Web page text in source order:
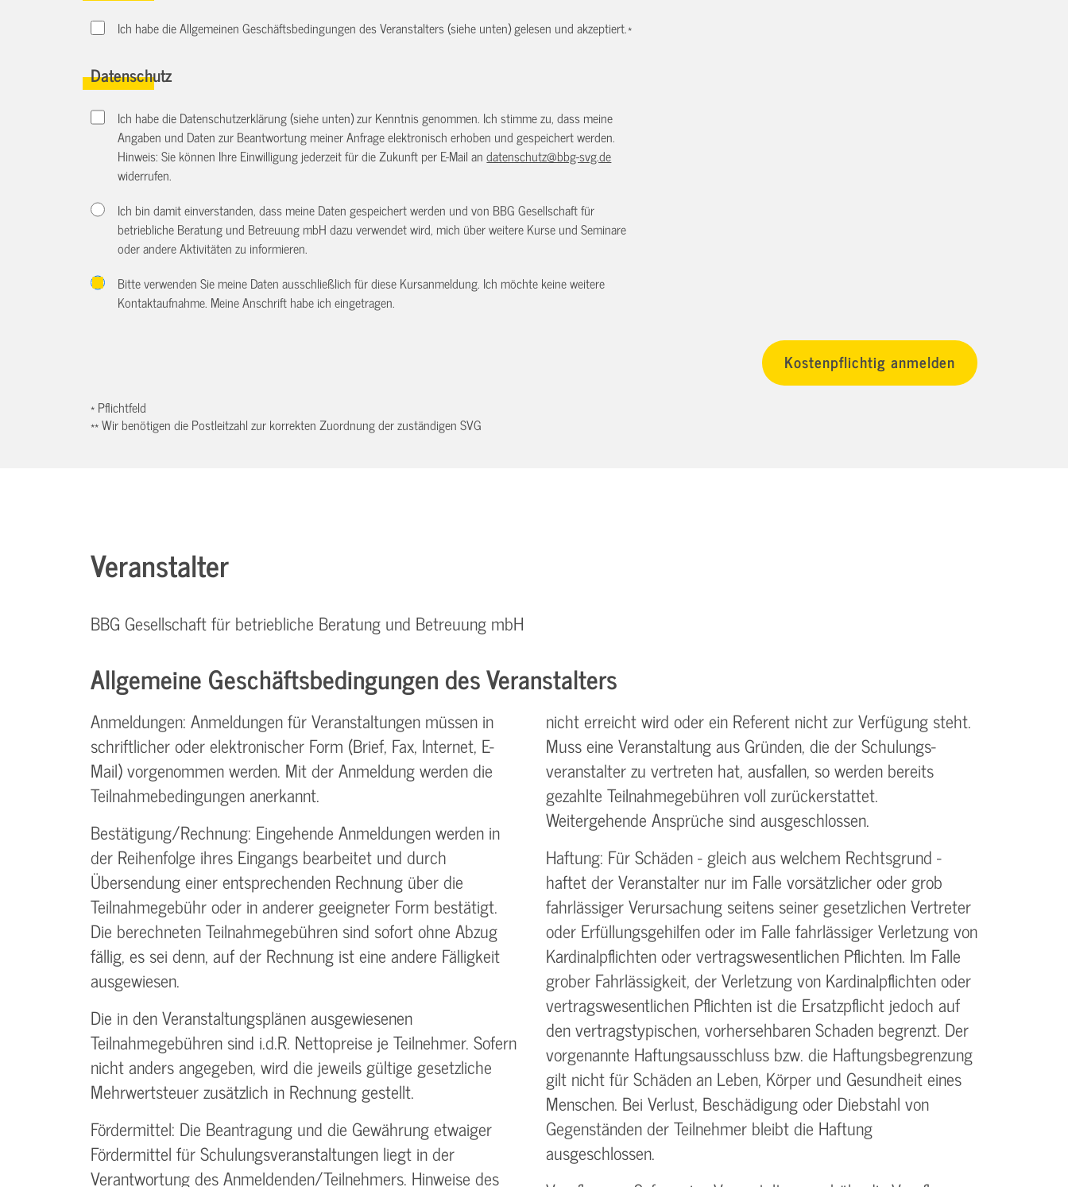
Ich habe die Allgemeinen Geschäftsbedingungen des Veranstalters (siehe unten) gelesen und akzeptiert.*
Datenschutz
Ich habe die Datenschutzerklärung (siehe unten) zur Kenntnis genommen. Ich stimme zu, dass meine
Angaben und Daten zur Beantwortung meiner Anfrage elektronisch erhoben und gespeichert werden.
Hinweis: Sie können Ihre Einwilligung jederzeit für die Zukunft per E-Mail andatenschutz@bbg-svg.de
widerrufen.
Ich bin damit einverstanden, dass meine Daten gespeichert werden und von BBG Gesellschaft für
betriebliche Beratung und Betreuung mbH dazu verwendet wird, mich über weitere Kurse und Seminare
oder andere Aktivitäten zu informieren.
Bitte verwenden Sie meine Daten ausschließlich für diese Kursanmeldung. Ich möchte keine weitere
Kontaktaufnahme. Meine Anschrift habe ich eingetragen.
* Pflichtfeld
** Wir benötigen die Postleitzahl zur korrekten Zuordnung der zuständigen SVG
Veranstalter
BBG Gesellschaft für betriebliche Beratung und Betreuung mbH
Allgemeine Geschäftsbedingungen des Veranstalters
Anmeldungen: Anmeldungen für Veranstaltungen müssen in
schriftlicher oder elektronischer Form (Brief, Fax, Internet, E-
Mail) vorgenommen werden. Mit der Anmeldung werden die
Teilnahme­bedingungen anerkannt.
Bestätigung­/Rechnung: Eingehende Anmeldungen werden in
der Reihenfolge ihres Eingangs bearbeitet und durch
Übersendung einer entsprechenden Rechnung über die
Teilnahmegebühr oder in anderer geeigneter Form bestätigt.
Die berechneten Teilnahmegebühren sind sofort ohne Abzug
fällig, es sei denn, auf der Rechnung ist eine andere Fälligkeit
ausgewiesen.
Die in den Veranstaltungsplänen ausgewiesenen
Teilnahmegebühren sind i.d.R. Nettopreise je Teilnehmer. Sofern
nicht anders angegeben, wird die jeweils gültige gesetzliche
Mehrwertsteuer zusätzlich in Rechnung gestellt.
Fördermittel: Die Beantragung und die Gewährung etwaiger
Fördermittel für Schulungs­veranstaltungen liegt in der
Verantwortung des Anmeldenden/­Teilnehmers. Hinweise des
nicht erreicht wird oder ein Referent nicht zur Verfügung steht.
Muss eine Veranstaltung aus Gründen, die der Schulungs­
veranstalter zu vertreten hat, ausfallen, so werden bereits
gezahlte Teilnahme­gebühren voll zurückerstattet.
Weitergehende Ansprüche sind ausgeschlossen.
Haftung: Für Schäden - gleich aus welchem Rechtsgrund -
haftet der Veranstalter nur im Falle vorsätzlicher oder grob
fahrlässiger Verursachung seitens seiner gesetzlichen Vertreter
oder Erfüllungsgehilfen oder im Falle fahrlässiger Verletzung von
Kardinalpflichten oder vertrags­wesentlichen Pflichten. Im Falle
grober Fahrlässigkeit, der Verletzung von Kardinalpflichten oder
vertrags­wesentlichen Pflichten ist die Ersatzpflicht jedoch auf
den vertragstypischen, vorhersehbaren Schaden begrenzt. Der
vorgenannte Haftungs­ausschluss bzw. die Haftungs­begrenzung
gilt nicht für Schäden an Leben, Körper und Gesundheit eines
Menschen. Bei Verlust, Beschädigung oder Diebstahl von
Gegenständen der Teilnehmer bleibt die Haftung
ausgeschlossen.